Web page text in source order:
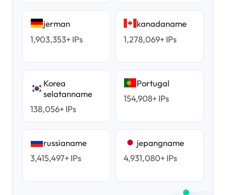
jerman
1,903,353+ IPs
kanadaname
1,278,069+ IPs
Korea
selatanname
138,056+ IPs
Portugal
154,908+ IPs
russianame
3,415,497+ IPs
jepangname
4,931,080+ IPs